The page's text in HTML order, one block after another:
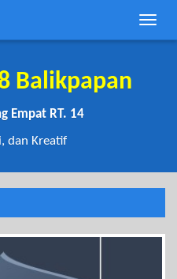
Toggle
Balikpapan
Empat RT. 14
dan Kreatif